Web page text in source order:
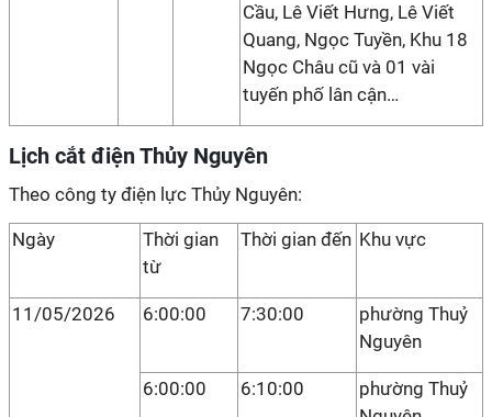
Cầu, Lê Viết Hưng, Lê Viết
Quang, Ngọc Tuyền, Khu 18
Ngọc Châu cũ và 01 vài
tuyến phố lân cận…
Lịch cắt điện Thủy Nguyên
Theo công ty điện lực Thủy Nguyên:
Ngày
Thời gian
từ
Thời gian đến Khu vực
11/05/2026 6:00:00 7:30:00
phường Thuỷ
Nguyên
6:00:00 6:10:00
phường Thuỷ